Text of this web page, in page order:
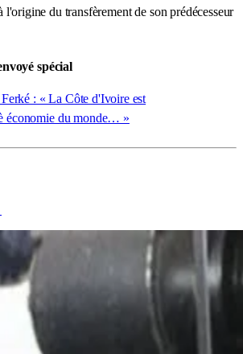
l'origine du transfèrement de son prédécesseur
spécial
: « La Côte d'Ivoire est
économie du monde… »